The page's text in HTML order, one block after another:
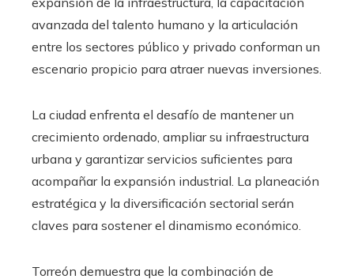
avanzada del talento humano y la articulación
entre los sectores público y privado conforman un
escenario propicio para atraer nuevas inversiones.
La ciudad enfrenta el desafío de mantener un
crecimiento ordenado, ampliar su infraestructura
urbana y garantizar servicios suficientes para
acompañar la expansión industrial. La planeación
estratégica y la diversificación sectorial serán
claves para sostener el dinamismo económico.
Torreón demuestra que la combinación de